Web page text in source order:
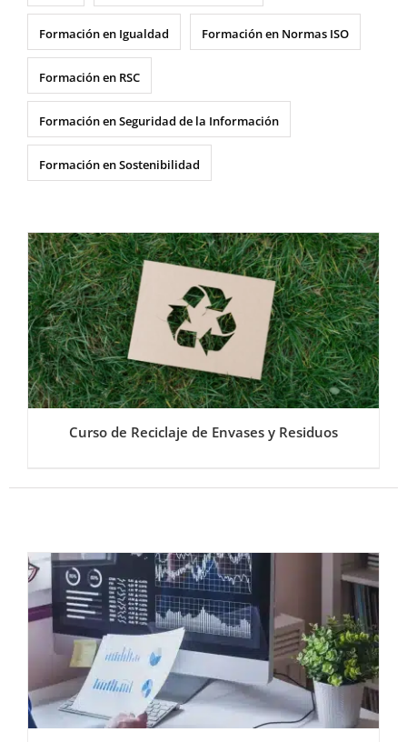
Formación en Igualdad Formación en Normas ISO
Formación en RSC
Formación en Seguridad de la Información
Formación en Sostenibilidad
Curso de Reciclaje de Envases y Residuos